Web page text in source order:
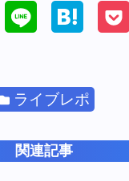
ライブレポ
関連記事